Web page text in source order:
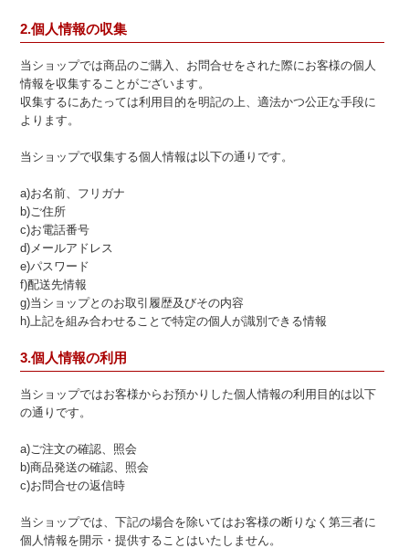
2.個人情報の収集
当ショップでは商品のご購入、お問合せをされた際にお客様の個人
情報を収集することがございます。
収集するにあたっては利用目的を明記の上、適法かつ公正な手段に
よります。
当ショップで収集する個人情報は以下の通りです。
a)お名前、フリガナ
b)ご住所
c)お電話番号
d)メールアドレス
e)パスワード
f)配送先情報
g)当ショップとのお取引履歴及びその内容
h)上記を組み合わせることで特定の個人が識別できる情報
3.個人情報の利用
当ショップではお客様からお預かりした個人情報の利用目的は以下
の通りです。
a)ご注文の確認、照会
b)商品発送の確認、照会
c)お問合せの返信時
当ショップでは、下記の場合を除いてはお客様の断りなく第三者に
個人情報を開示・提供することはいたしません。